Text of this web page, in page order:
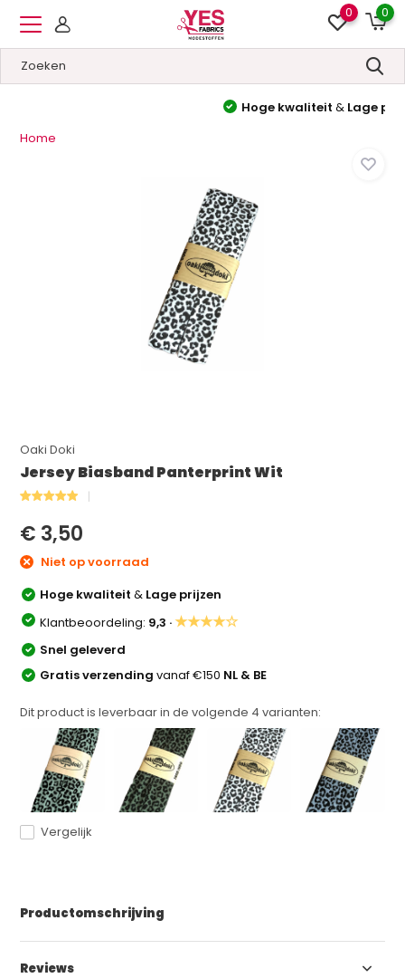
0 0
&Lage prijzen
Home
Oaki Doki
Jersey Biasband Panterprint Wit
€ 3,50
Niet op voorraad
Hoge kwaliteit& Lage prijzen
Klantbeoordeling: 9,3 ·★★★★☆
Snel geleverd
Gratis verzendingvanaf €150 NL & BE
Dit product is leverbaar in de volgende 4 varianten:
Vergelijk
Productomschrijving
Reviews